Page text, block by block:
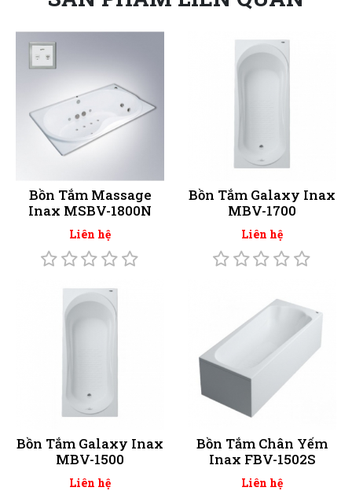
Bồn Tắm Massage
Inax MSBV-1800N
Liên hệ
Bồn Tắm Galaxy Inax
MBV-1700
Liên hệ
Bồn Tắm Galaxy Inax
MBV-1500
Liên hệ
Bồn Tắm Chân Yếm
Inax FBV-1502S
Liên hệ